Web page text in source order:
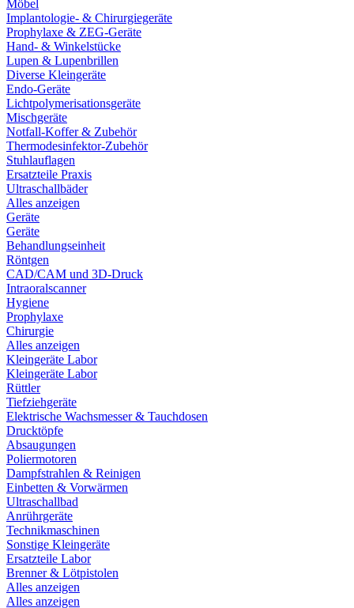
Möbel
Implantologie- & Chirurgiegeräte
Prophylaxe & ZEG-Geräte
Hand- & Winkelstücke
Lupen & Lupenbrillen
Diverse Kleingeräte
Endo-Geräte
Lichtpolymerisationsgeräte
Mischgeräte
Notfall-Koffer & Zubehör
Thermodesinfektor-Zubehör
Stuhlauflagen
Ersatzteile Praxis
Ultraschallbäder
Alles anzeigen
Geräte
Geräte
Behandlungseinheit
Röntgen
CAD/CAM und 3D-Druck
Intraoralscanner
Hygiene
Prophylaxe
Chirurgie
Alles anzeigen
Kleingeräte Labor
Kleingeräte Labor
Rüttler
Tiefziehgeräte
Elektrische Wachsmesser & Tauchdosen
Drucktöpfe
Absaugungen
Poliermotoren
Dampfstrahlen & Reinigen
Einbetten & Vorwärmen
Ultraschallbad
Anrührgeräte
Technikmaschinen
Sonstige Kleingeräte
Ersatzteile Labor
Brenner & Lötpistolen
Alles anzeigen
Alles anzeigen